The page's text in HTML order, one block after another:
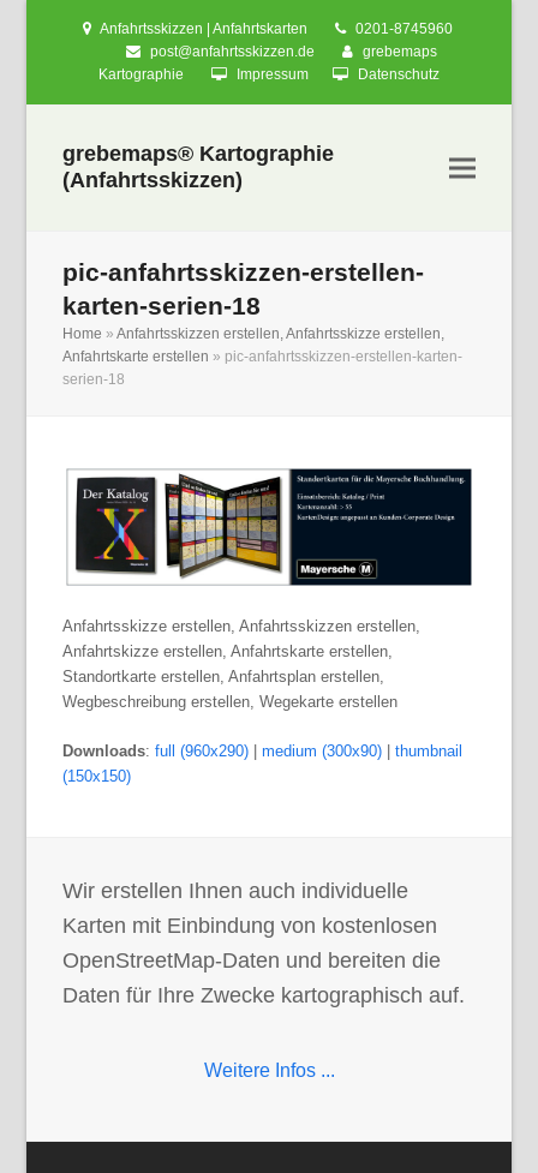
Anfahrtsskizzen | Anfahrtskarten
0201-8745960
post@anfahrtsskizzen.de
grebemaps
Kartographie
Impressum Datenschutz
grebemaps® Kartographie
(Anfahrtsskizzen)
pic-anfahrtsskizzen-erstellen-
karten-serien-18
Home »Anfahrtsskizzen erstellen, Anfahrtsskizze erstellen,
Anfahrtskarte erstellen » pic-anfahrtsskizzen-erstellen-karten-
serien-18
Anfahrtsskizze erstellen, Anfahrtsskizzen erstellen,
Anfahrtskizze erstellen, Anfahrtskarte erstellen,
Standortkarte erstellen, Anfahrtsplan erstellen,
Wegbeschreibung erstellen, Wegekarte erstellen
Downloads:full (960x290) |medium (300x90) |thumbnail
(150x150)
Wir erstellen Ihnen auch individuelle
Karten mit Einbindung von kostenlosen
OpenStreetMap-Daten und bereiten die
Daten für Ihre Zwecke kartographisch auf.
Weitere Infos ...